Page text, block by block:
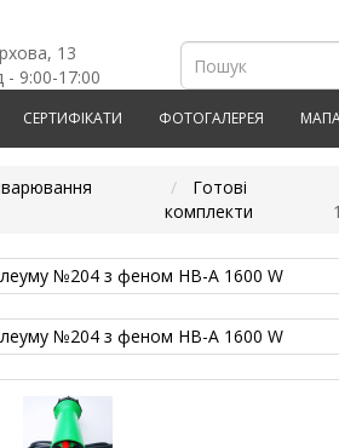
13
9:00-17:00
СЕРТИФІКАТИ ФОТОГАЛЕРЕЯ
Готові
комплекти